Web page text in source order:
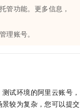
管功能。更多信息，
账号。
试环境的阿里云账号，
较为复杂，您可以提交
提取